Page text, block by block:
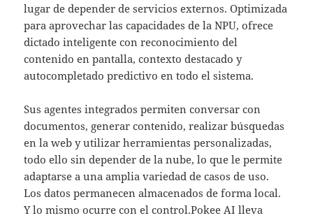
lugar de depender de servicios externos. Optimizada
para aprovechar las capacidades de la NPU, ofrece
dictado inteligente con reconocimiento del
contenido en pantalla, contexto destacado y
autocompletado predictivo en todo el sistema.
Sus agentes integrados permiten conversar con
documentos, generar contenido, realizar búsquedas
en la web y utilizar herramientas personalizadas,
todo ello sin depender de la nube, lo que le permite
adaptarse a una amplia variedad de casos de uso.
Los datos permanecen almacenados de forma local.
Y lo mismo ocurre con el control.Pokee AI lleva